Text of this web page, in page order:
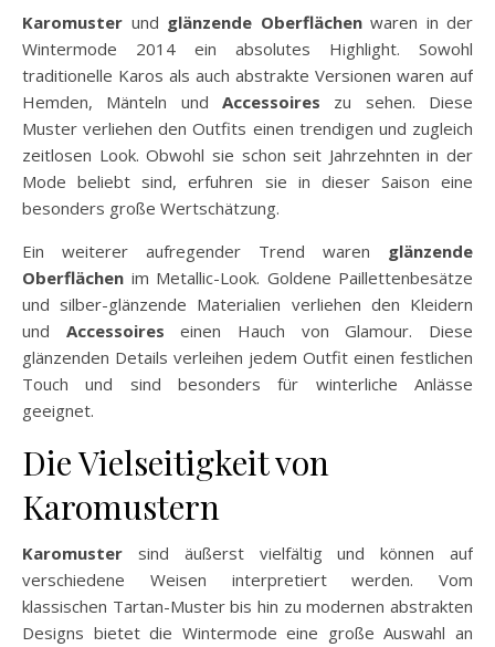
Karomuster und glänzende Oberflächenwaren in der
Wintermode 2014 ein absolutes Highlight. Sowohl
traditionelle Karos als auch abstrakte Versionen waren auf
Hemden, Mänteln und Accessoires zu sehen. Diese
Muster verliehen den Outfits einen trendigen und zugleich
zeitlosen Look. Obwohl sie schon seit Jahrzehnten in der
Mode beliebt sind, erfuhren sie in dieser Saison eine
besonders große Wertschätzung.
Ein weiterer aufregender Trend waren glänzende
Oberflächen im Metallic-Look. Goldene Paillettenbesätze
und silber-glänzende Materialien verliehen den Kleidern
und Accessoires einen Hauch von Glamour. Diese
glänzenden Details verleihen jedem Outfit einen festlichen
Touch und sind besonders für winterliche Anlässe
geeignet.
Die Vielseitigkeit von
Karomustern
Karomuster sind äußerst vielfältig und können auf
verschiedene Weisen interpretiert werden. Vom
klassischen Tartan-Muster bis hin zu modernen abstrakten
Designs bietet die Wintermode eine große Auswahl an